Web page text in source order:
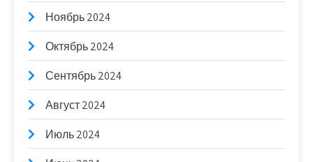
Ноябрь 2024
Октябрь 2024
Сентябрь 2024
Август 2024
Июль 2024